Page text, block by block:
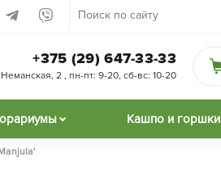
+375 (29) 647-33-33
2 , пн-пт: 9-20, сб-вс: 10-20
Кашпо и горшки